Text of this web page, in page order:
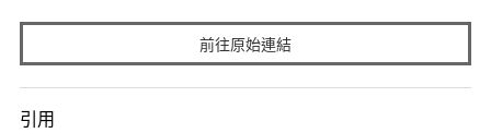
前往原始連結
引用